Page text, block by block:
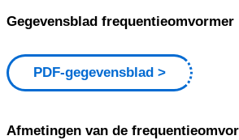
Gegevensblad frequentieomvormer
PDF-gegevensblad
Afmetingen van de